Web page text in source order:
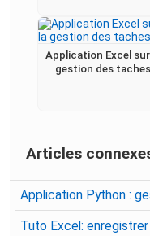
Application Excel
gestion des taches
Articles
Application Python :
Tuto Excel: